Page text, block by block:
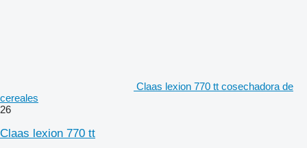
Claas lexion 770 tt cosechadora de
cereales
26
Claas lexion 770 tt